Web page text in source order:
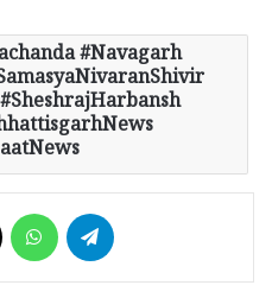
#Navagarh
WhatsApp